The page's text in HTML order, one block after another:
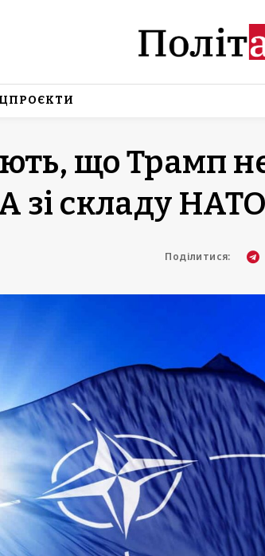
що Трамп
складу НАТО
Поділитися: